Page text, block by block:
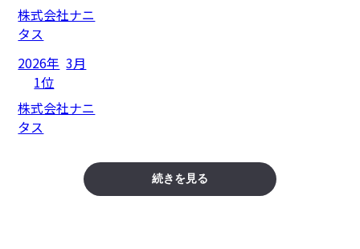
株式会社ナニ
タス
2026年 3月
1位
株式会社ナニ
タス
続きを見る